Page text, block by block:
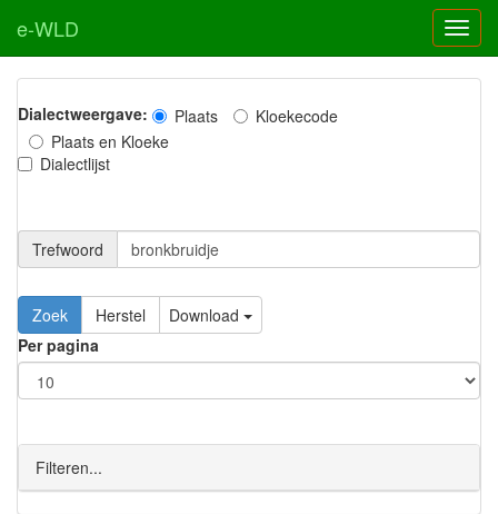
e-WLD
Dialectweergave: Plaats
Kloekecode
Plaats en Kloeke
Dialectlijst
Trefwoord
Download
Per pagina
Filteren...